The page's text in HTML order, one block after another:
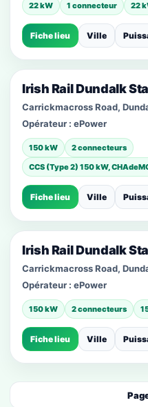
22 kW 1 connecteur 22
Fiche lieu Ville
Irish Rail Dundalk
Carrickmacross Road,
Opérateur : ePower
150 kW
2 connecteurs
CCS (Type 2) 150 kW,
Fiche lieu Ville
Irish Rail Dundalk
Carrickmacross Road,
Opérateur : ePower
150 kW 2 connecteurs
Fiche lieu Ville